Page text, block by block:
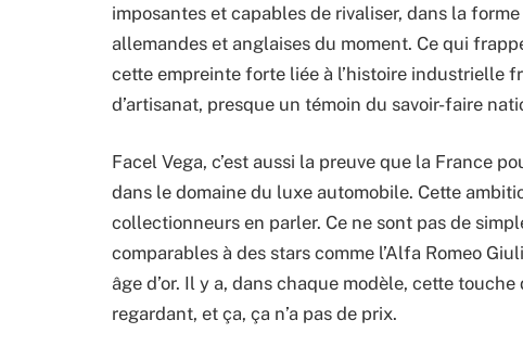
imposantes et capables de rivaliser, dans la
allemandes et anglaises du moment. Ce qui
cette empreinte forte liée à l’histoire industrielle
d’artisanat, presque un témoin du savoir-faire
Facel Vega, c’est aussi la preuve que la France
dans le domaine du luxe automobile. Cette
collectionneurs en parler. Ce ne sont pas de
comparables à des stars comme l’Alfa Romeo
âge d’or. Il y a, dans chaque modèle, cette
regardant, et ça, ça n’a pas de prix.